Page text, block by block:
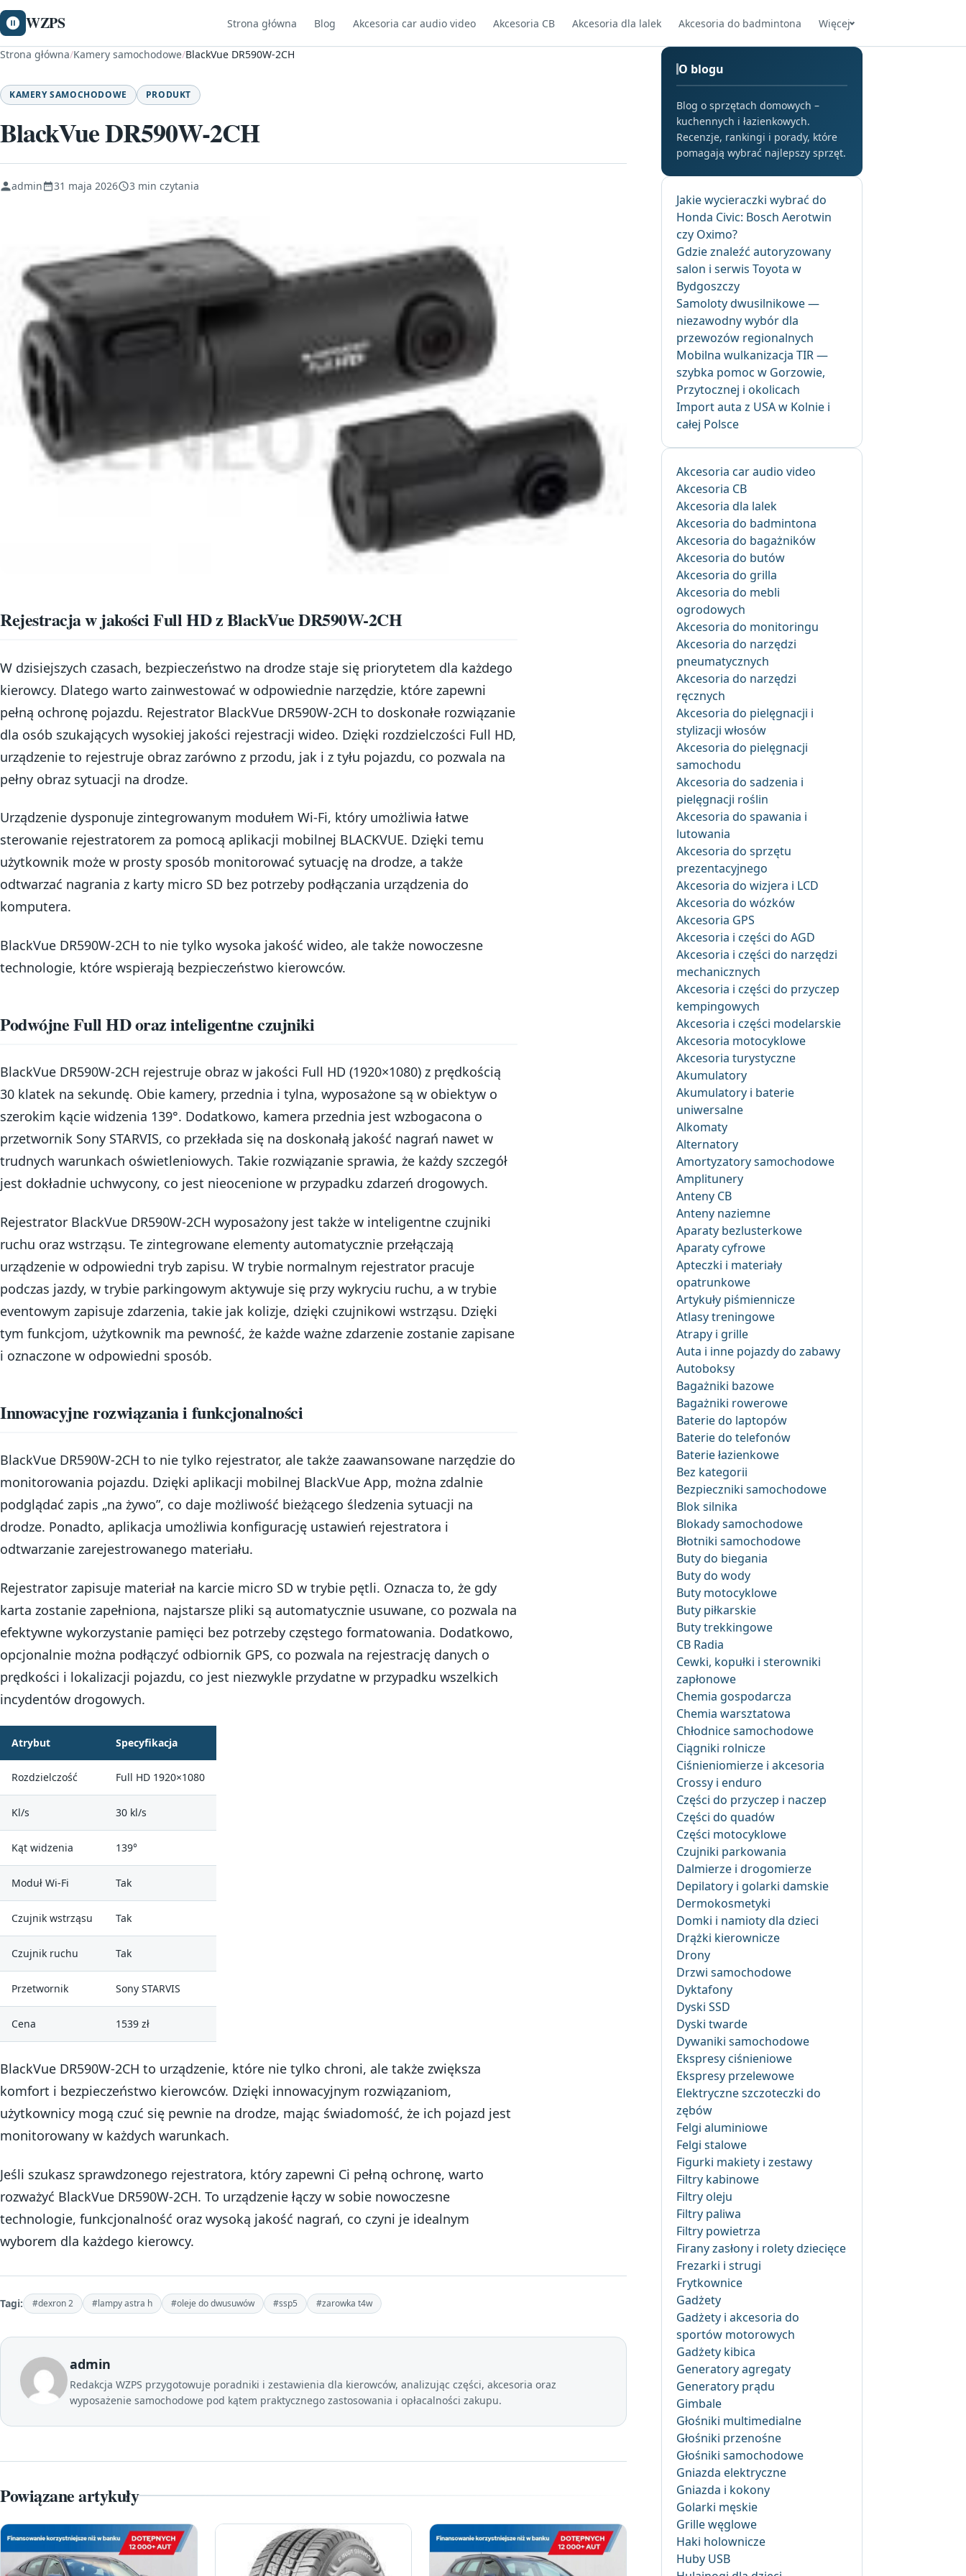
WZPS Strona główna Blog Akcesoria car audio video Akcesoria CB Akcesoria dla lalek Akcesoria do badmintona Więcej
Strona główna/Kamery samochodowe/BlackVue DR590W-2CH
KAMERY SAMOCHODOWE PRODUKT
BlackVue DR590W-2CH
admin 31 maja 2026 3 min czytania
Rejestracja w jakości Full HD z BlackVue DR590W-2CH
W dzisiejszych czasach, bezpieczeństwo na drodze staje się priorytetem dla każdego
kierowcy. Dlatego warto zainwestować w odpowiednie narzędzie, które zapewni
pełną ochronę pojazdu. Rejestrator BlackVue DR590W-2CH to doskonałe rozwiązanie
dla osób szukających wysokiej jakości rejestracji wideo. Dzięki rozdzielczości Full HD,
urządzenie to rejestruje obraz zarówno z przodu, jak i z tyłu pojazdu, co pozwala na
pełny obraz sytuacji na drodze.
Urządzenie dysponuje zintegrowanym modułem Wi-Fi, który umożliwia łatwe
sterowanie rejestratorem za pomocą aplikacji mobilnej BLACKVUE. Dzięki temu
użytkownik może w prosty sposób monitorować sytuację na drodze, a także
odtwarzać nagrania z karty micro SD bez potrzeby podłączania urządzenia do
komputera.
BlackVue DR590W-2CH to nie tylko wysoka jakość wideo, ale także nowoczesne
technologie, które wspierają bezpieczeństwo kierowców.
Podwójne Full HD oraz inteligentne czujniki
BlackVue DR590W-2CH rejestruje obraz w jakości Full HD (1920×1080) z prędkością
30 klatek na sekundę. Obie kamery, przednia i tylna, wyposażone są w obiektyw o
szerokim kącie widzenia 139°. Dodatkowo, kamera przednia jest wzbogacona o
przetwornik Sony STARVIS, co przekłada się na doskonałą jakość nagrań nawet w
trudnych warunkach oświetleniowych. Takie rozwiązanie sprawia, że każdy szczegół
jest dokładnie uchwycony, co jest nieocenione w przypadku zdarzeń drogowych.
Rejestrator BlackVue DR590W-2CH wyposażony jest także w inteligentne czujniki
ruchu oraz wstrząsu. Te zintegrowane elementy automatycznie przełączają
urządzenie w odpowiedni tryb zapisu. W trybie normalnym rejestrator pracuje
podczas jazdy, w trybie parkingowym aktywuje się przy wykryciu ruchu, a w trybie
eventowym zapisuje zdarzenia, takie jak kolizje, dzięki czujnikowi wstrząsu. Dzięki
tym funkcjom, użytkownik ma pewność, że każde ważne zdarzenie zostanie zapisane
i oznaczone w odpowiedni sposób.
Innowacyjne rozwiązania i funkcjonalności
BlackVue DR590W-2CH to nie tylko rejestrator, ale także zaawansowane narzędzie do
monitorowania pojazdu. Dzięki aplikacji mobilnej BlackVue App, można zdalnie
podglądać zapis „na żywo”, co daje możliwość bieżącego śledzenia sytuacji na
drodze. Ponadto, aplikacja umożliwia konfigurację ustawień rejestratora i
odtwarzanie zarejestrowanego materiału.
Rejestrator zapisuje materiał na karcie micro SD w trybie pętli. Oznacza to, że gdy
karta zostanie zapełniona, najstarsze pliki są automatycznie usuwane, co pozwala na
efektywne wykorzystanie pamięci bez potrzeby częstego formatowania. Dodatkowo,
opcjonalnie można podłączyć odbiornik GPS, co pozwala na rejestrację danych o
prędkości i lokalizacji pojazdu, co jest niezwykle przydatne w przypadku wszelkich
incydentów drogowych.
Atrybut Specyfikacja
Rozdzielczość Full HD 1920×1080
Kl/s 30 kl/s
Kąt widzenia 139°
Moduł Wi-Fi Tak
Czujnik wstrząsu Tak
Czujnik ruchu Tak
Przetwornik Sony STARVIS
Cena 1539 zł
BlackVue DR590W-2CH to urządzenie, które nie tylko chroni, ale także zwiększa
komfort i bezpieczeństwo kierowców. Dzięki innowacyjnym rozwiązaniom,
użytkownicy mogą czuć się pewnie na drodze, mając świadomość, że ich pojazd jest
monitorowany w każdych warunkach.
Jeśli szukasz sprawdzonego rejestratora, który zapewni Ci pełną ochronę, warto
rozważyć BlackVue DR590W-2CH. To urządzenie łączy w sobie nowoczesne
technologie, funkcjonalność oraz wysoką jakość nagrań, co czyni je idealnym
wyborem dla każdego kierowcy.
Tagi: #dexron 2 #lampy astra h #oleje do dwusuwów #ssp5 #zarowka t4w
admin
Redakcja WZPS przygotowuje poradniki i zestawienia dla kierowców, analizując części, akcesoria oraz
wyposażenie samochodowe pod kątem praktycznego zastosowania i opłacalności zakupu.
Powiązane artykuły
O blogu
Blog o sprzętach domowych –
kuchennych i łazienkowych.
Recenzje, rankingi i porady, które
pomagają wybrać najlepszy sprzęt.
Jakie wycieraczki wybrać do
Honda Civic: Bosch Aerotwin
czy Oximo?
Gdzie znaleźć autoryzowany
salon i serwis Toyota w
Bydgoszczy
Samoloty dwusilnikowe —
niezawodny wybór dla
przewozów regionalnych
Mobilna wulkanizacja TIR —
szybka pomoc w Gorzowie,
Przytocznej i okolicach
Import auta z USA w Kolnie i
całej Polsce
Akcesoria car audio video
Akcesoria CB
Akcesoria dla lalek
Akcesoria do badmintona
Akcesoria do bagażników
Akcesoria do butów
Akcesoria do grilla
Akcesoria do mebli
ogrodowych
Akcesoria do monitoringu
Akcesoria do narzędzi
pneumatycznych
Akcesoria do narzędzi
ręcznych
Akcesoria do pielęgnacji i
stylizacji włosów
Akcesoria do pielęgnacji
samochodu
Akcesoria do sadzenia i
pielęgnacji roślin
Akcesoria do spawania i
lutowania
Akcesoria do sprzętu
prezentacyjnego
Akcesoria do wizjera i LCD
Akcesoria do wózków
Akcesoria GPS
Akcesoria i części do AGD
Akcesoria i części do narzędzi
mechanicznych
Akcesoria i części do przyczep
kempingowych
Akcesoria i części modelarskie
Akcesoria motocyklowe
Akcesoria turystyczne
Akumulatory
Akumulatory i baterie
uniwersalne
Alkomaty
Alternatory
Amortyzatory samochodowe
Amplitunery
Anteny CB
Anteny naziemne
Aparaty bezlusterkowe
Aparaty cyfrowe
Apteczki i materiały
opatrunkowe
Artykuły piśmiennicze
Atlasy treningowe
Atrapy i grille
Auta i inne pojazdy do zabawy
Autoboksy
Bagażniki bazowe
Bagażniki rowerowe
Baterie do laptopów
Baterie do telefonów
Baterie łazienkowe
Bez kategorii
Bezpieczniki samochodowe
Blok silnika
Blokady samochodowe
Błotniki samochodowe
Buty do biegania
Buty do wody
Buty motocyklowe
Buty piłkarskie
Buty trekkingowe
CB Radia
Cewki, kopułki i sterowniki
zapłonowe
Chemia gospodarcza
Chemia warsztatowa
Chłodnice samochodowe
Ciągniki rolnicze
Ciśnieniomierze i akcesoria
Crossy i enduro
Części do przyczep i naczep
Części do quadów
Części motocyklowe
Czujniki parkowania
Dalmierze i drogomierze
Depilatory i golarki damskie
Dermokosmetyki
Domki i namioty dla dzieci
Drążki kierownicze
Drony
Drzwi samochodowe
Dyktafony
Dyski SSD
Dyski twarde
Dywaniki samochodowe
Ekspresy ciśnieniowe
Ekspresy przelewowe
Elektryczne szczoteczki do
zębów
Felgi aluminiowe
Felgi stalowe
Figurki makiety i zestawy
Filtry kabinowe
Filtry oleju
Filtry paliwa
Filtry powietrza
Firany zasłony i rolety dziecięce
Frezarki i strugi
Frytkownice
Gadżety
Gadżety i akcesoria do
sportów motorowych
Gadżety kibica
Generatory agregaty
Generatory prądu
Gimbale
Głośniki multimedialne
Głośniki przenośne
Głośniki samochodowe
Gniazda elektryczne
Gniazda i kokony
Golarki męskie
Grille węglowe
Haki holownicze
Huby USB